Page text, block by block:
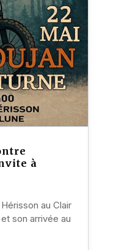
à
au Clair
son arrivée au